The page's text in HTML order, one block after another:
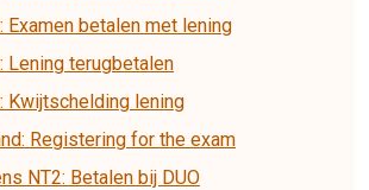
Examen betalen met lening
Lening terugbetalen
Kwijtschelding lening
Registering for the exam
NT2: Betalen bij DUO